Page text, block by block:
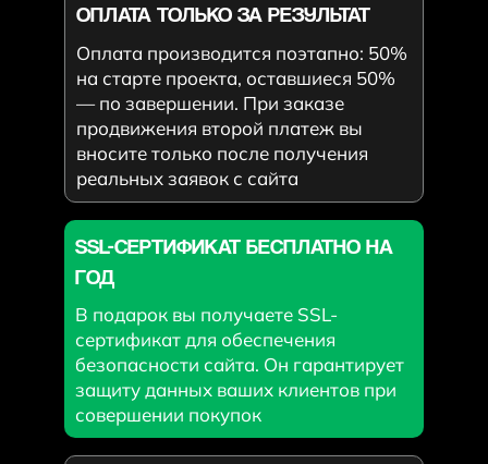
ОПЛАТА ТОЛЬКО ЗА РЕЗУЛЬТАТ
Оплата производится поэтапно: 50%
на старте проекта, оставшиеся 50%
— по завершении. При заказе
продвижения второй платеж вы
вносите только после получения
реальных заявок с сайта
SSL-СЕРТИФИКАТ БЕСПЛАТНО НА
ГОД
В подарок вы получаете SSL-
сертификат для обеспечения
безопасности сайта. Он гарантирует
защиту данных ваших клиентов при
совершении покупок